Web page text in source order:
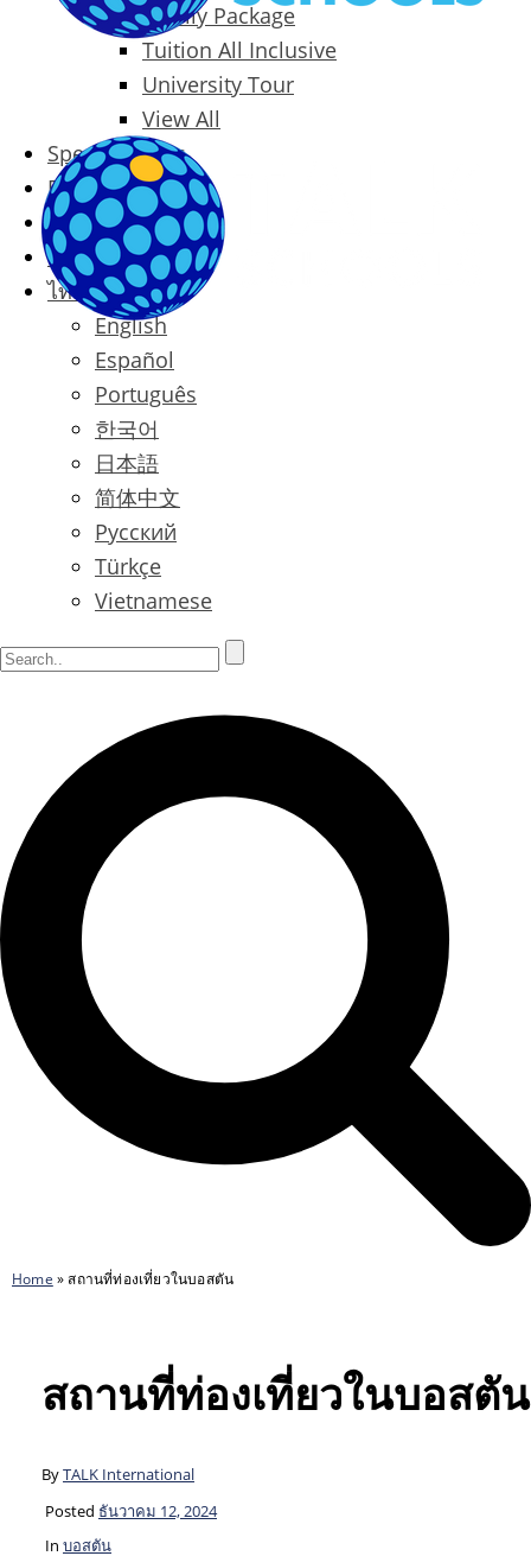
Family Package
Tuition All Inclusive
University Tour
View All
Special Offers
Prices
Blog
Contact
ไทย
English
Español
Português
한국어
日本語
简体中文
Русский
Türkçe
Vietnamese
Home »สถานที่ท่องเที่ยวในบอสตัน
สถานที่ท่องเที่ยวในบอสตัน
ByTALK International
Posted ธันวาคม 12, 2024
In บอสตัน